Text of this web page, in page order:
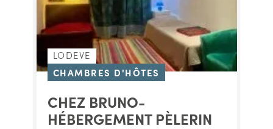
LODEVE
CHAMBRES D'HÔTES
CHEZ BRUNO-
HÉBERGEMENT PÈLERIN